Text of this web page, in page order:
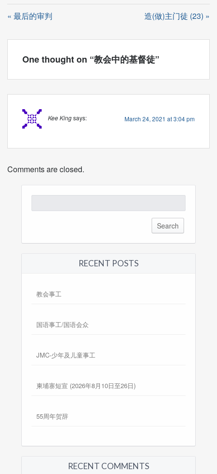
« 最后的审判 造(做)主门徒 (23) »
One thought on “教会中的基督徒”
Kee Kingsays: March 24, 2021 at 3:04 pm
Comments are closed.
for:
RECENT POSTS
教会事工
国语事工/国语会众
JMC-少年及儿童事工
柬埔寨短宣 (2026年8月10日至26日)
55周年贺辞
RECENT COMMENTS